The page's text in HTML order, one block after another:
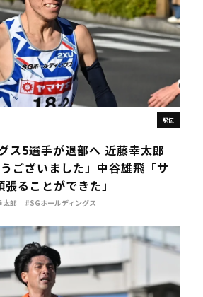
駅伝
ス5選手が退部へ 近藤幸太郎
ございました」中谷雄飛「サ
ることができた」
太郎 #SGホールディングス